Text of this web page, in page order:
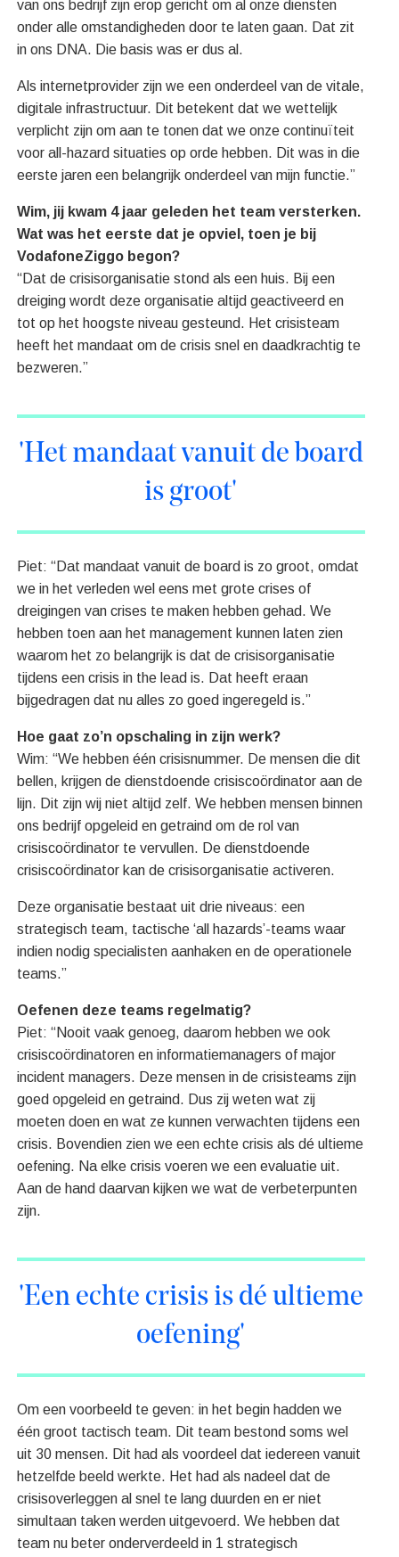
van ons bedrijf zijn erop gericht om al onze diensten
onder alle omstandigheden door te laten gaan. Dat zit
in ons DNA. Die basis was er dus al.
Als internetprovider zijn we een onderdeel van de vitale,
digitale infrastructuur. Dit betekent dat we wettelijk
verplicht zijn om aan te tonen dat we onze continuïteit
voor all-hazard situaties op orde hebben. Dit was in die
eerste jaren een belangrijk onderdeel van mijn functie.”
Wim, jij kwam 4 jaar geleden het team versterken.
Wat was het eerste dat je opviel, toen je bij
VodafoneZiggo begon?
“Dat de crisisorganisatie stond als een huis. Bij een
dreiging wordt deze organisatie altijd geactiveerd en
tot op het hoogste niveau gesteund. Het crisisteam
heeft het mandaat om de crisis snel en daadkrachtig te
bezweren.”
'Het mandaat vanuit de board
is groot'
Piet: “Dat mandaat vanuit de board is zo groot, omdat
we in het verleden wel eens met grote crises of
dreigingen van crises te maken hebben gehad. We
hebben toen aan het management kunnen laten zien
waarom het zo belangrijk is dat de crisisorganisatie
tijdens een crisis in the lead is. Dat heeft eraan
bijgedragen dat nu alles zo goed ingeregeld is.”
Hoe gaat zo’n opschaling in zijn werk?
Wim: “We hebben één crisisnummer. De mensen die dit
bellen, krijgen de dienstdoende crisiscoördinator aan de
lijn. Dit zijn wij niet altijd zelf. We hebben mensen binnen
ons bedrijf opgeleid en getraind om de rol van
crisiscoördinator te vervullen. De dienstdoende
crisiscoördinator kan de crisisorganisatie activeren.
Deze organisatie bestaat uit drie niveaus: een
strategisch team, tactische ‘all hazards’-teams waar
indien nodig specialisten aanhaken en de operationele
teams.”
Oefenen deze teams regelmatig?
Piet: “Nooit vaak genoeg, daarom hebben we ook
crisiscoördinatoren en informatiemanagers of major
incident managers. Deze mensen in de crisisteams zijn
goed opgeleid en getraind. Dus zij weten wat zij
moeten doen en wat ze kunnen verwachten tijdens een
crisis. Bovendien zien we een echte crisis als dé ultieme
oefening. Na elke crisis voeren we een evaluatie uit.
Aan de hand daarvan kijken we wat de verbeterpunten
zijn.
'Een echte crisis is dé ultieme
oefening'
Om een voorbeeld te geven: in het begin hadden we
één groot tactisch team. Dit team bestond soms wel
uit 30 mensen. Dit had als voordeel dat iedereen vanuit
hetzelfde beeld werkte. Het had als nadeel dat de
crisisoverleggen al snel te lang duurden en er niet
simultaan taken werden uitgevoerd. We hebben dat
team nu beter onderverdeeld in 1 strategisch